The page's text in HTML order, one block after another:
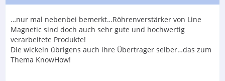
…nur mal nebenbei bemerkt…Röhrenverstärker von Line
Magnetic sind doch auch sehr gute und hochwertig
verarbeitete Produkte!
Die wickeln übrigens auch ihre Übertrager selber…das zum
Thema KnowHow!